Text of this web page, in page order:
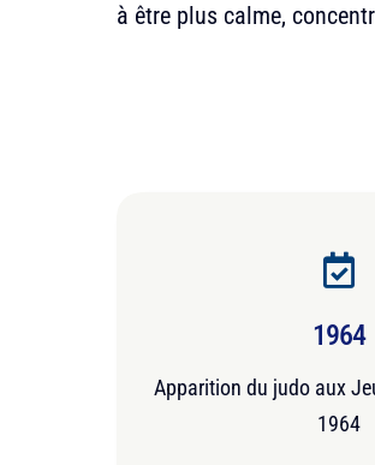
à être plus calme,
1964
Apparition du judo aux
1964